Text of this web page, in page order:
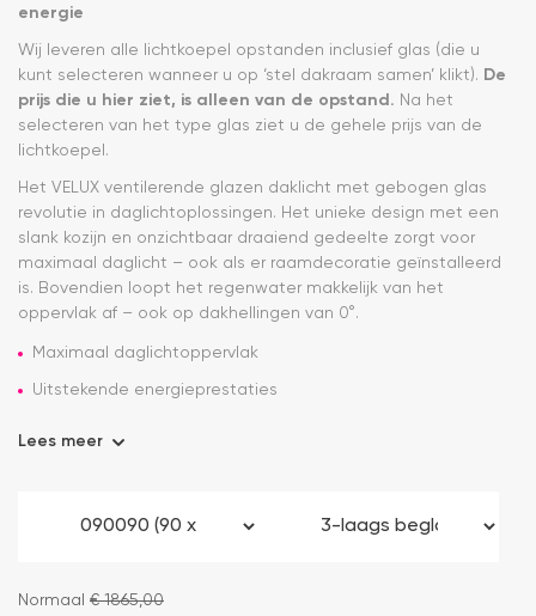
energie
Wij leveren alle lichtkoepel opstanden inclusief glas (die u
kunt selecteren wanneer u op ‘stel dakraam samen’ klikt). De
prijs die u hier ziet, is alleen van de opstand. Na het
selecteren van het type glas ziet u de gehele prijs van de
lichtkoepel.
Het VELUX ventilerende glazen daklicht met gebogen glas
revolutie in daglichtoplossingen. Het unieke design met een
slank kozijn en onzichtbaar draaiend gedeelte zorgt voor
maximaal daglicht – ook als er raamdecoratie geïnstalleerd
is. Bovendien loopt het regenwater makkelijk van het
oppervlak af – ook op dakhellingen van 0°.
Maximaal daglichtoppervlak
Uitstekende energieprestaties
Lees meer
Normaal €1865,00